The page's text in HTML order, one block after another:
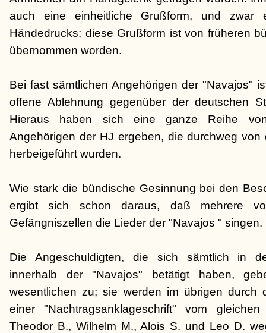
auch eine einheitliche Grußform, und zwar
Händedrucks; diese Grußform ist von früheren
übernommen worden.
Bei fast sämtlichen Angehörigen der "Navajos"
offene Ablehnung gegenüber der deutschen
Hieraus haben sich eine ganze Reihe
Angehörigen der HJ ergeben, die durchweg von
herbeigeführt wurden.
Wie stark die bündische Gesinnung bei den
ergibt sich schon daraus, daß mehrere
Gefängniszellen die Lieder der "Navajos " singen.
Die Angeschuldigten, die sich sämtlich in
innerhalb der "Navajos" betätigt haben,
wesentlichen zu; sie werden im übrigen durch
einer "Nachtragsanklageschrift" vom
Theodor B., Wilhelm M., Alois S. und Leo D.